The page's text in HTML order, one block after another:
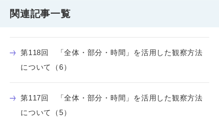
関連記事一覧
第118回 「全体・部分・時間」を活用した観察方法
について（6）
第117回 「全体・部分・時間」を活用した観察方法
について（5）